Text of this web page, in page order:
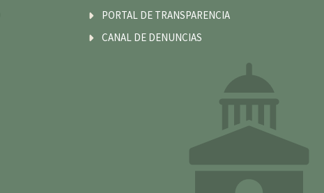
PORTAL DE TRANSPARENCIA
CANAL DE DENUNCIAS